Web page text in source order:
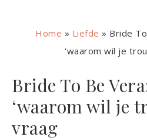
Home » Liefde » Bride
‘waarom wil je
Bride To Be
‘waarom wil je
vraag